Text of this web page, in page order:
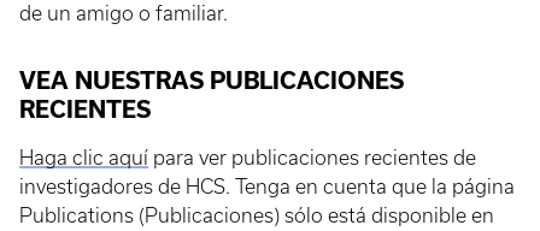
de un amigo o familiar.
VEA NUESTRAS PUBLICACIONES
RECIENTES
Haga clic aquí para ver publicaciones recientes de
investigadores de HCS. Tenga en cuenta que la página
Publications (Publicaciones) sólo está disponible en